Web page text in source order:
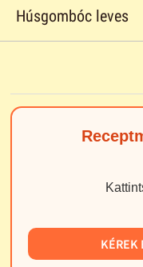
Húsgombóc leves
KÉREK